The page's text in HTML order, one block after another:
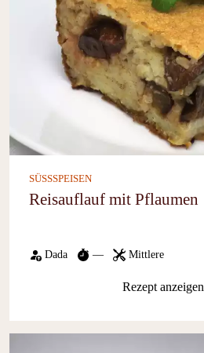
SÜSSSPEISEN
Reisauflauf mit Pflaumen
Dada — Mittlere
Rezept anzeigen